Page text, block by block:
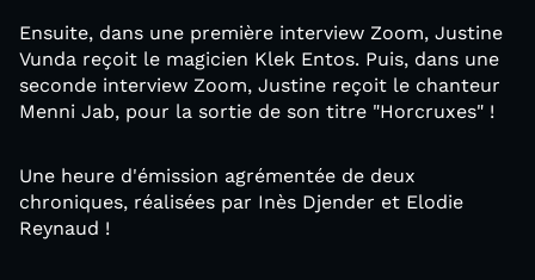
Ensuite, dans une première interview Zoom, Justine
Vunda reçoit le magicien Klek Entos. Puis, dans une
seconde interview Zoom, Justine reçoit le chanteur
Menni Jab, pour la sortie de son titre "Horcruxes" !
Une heure d'émission agrémentée de deux
chroniques, réalisées par Inès Djender et Elodie
Reynaud !